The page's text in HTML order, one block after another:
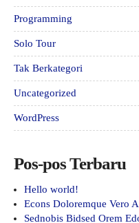
Programming
Solo Tour
Tak Berkategori
Uncategorized
WordPress
Pos-pos Terbaru
Hello world!
Econs Doloremque Vero
Sednobis Bidsed Orem